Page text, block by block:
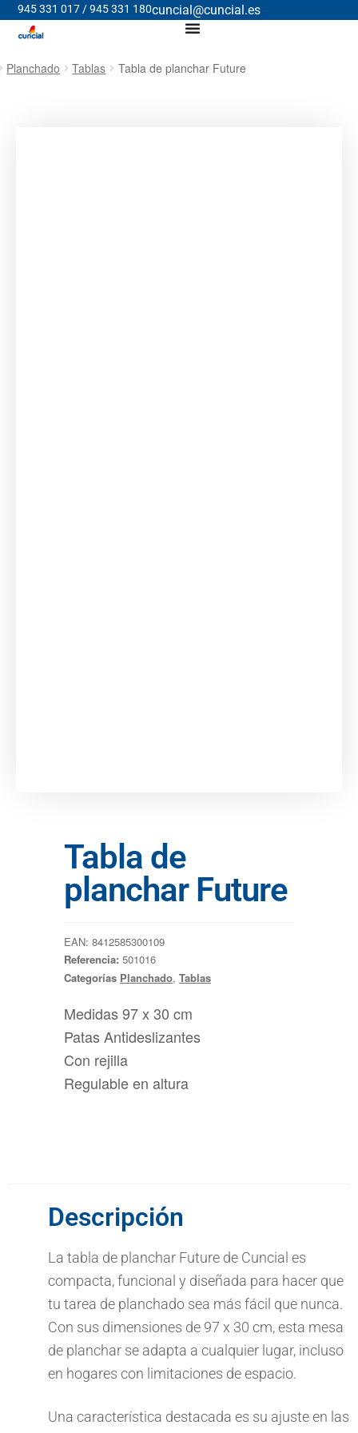
945 331 017 / 945 331 180cuncial@cuncial.es
Planchado Tablas Tabla de planchar Future
Tabla de
planchar Future
EAN: 8412585300109
Referencia: 501016
Categorías Planchado, Tablas
Medidas 97 x 30 cm
Patas Antideslizantes
Con rejilla
Regulable en altura
Descripción
La tabla de planchar Future de Cuncial es
compacta, funcional y diseñada para hacer que
tu tarea de planchado sea más fácil que nunca.
Con sus dimensiones de 97 x 30 cm, esta mesa
de planchar se adapta a cualquier lugar, incluso
en hogares con limitaciones de espacio.
Una característica destacada es su ajuste en las